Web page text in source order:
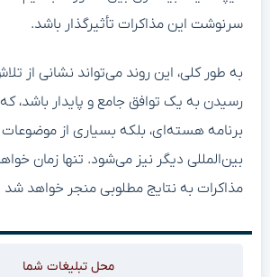
سرنوشت این مذاکرات تأثیرگذار باشد.
به طور کلی، این روند می‌تواند نشانی از
رسیدن به یک توافق جامع و پایدار باشد،
برنامه هسته‌ای، بلکه بسیاری از
بین‌المللی دیگر نیز می‌شود. تنها زمان
مذاکرات به نتایج مطلوبی منجر خواهد شد
محل تبلیغات شما